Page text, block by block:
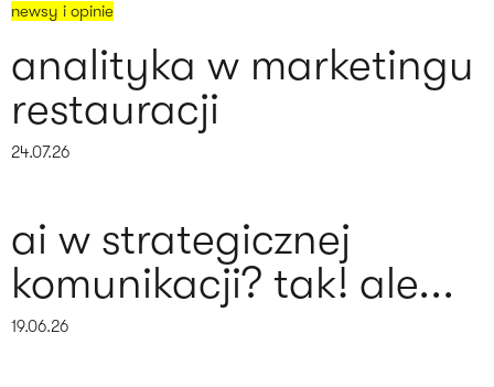
newsy i opinie
analityka w marketingu
restauracji
24.07.26
ai w strategicznej
komunikacji? tak! ale...
19.06.26